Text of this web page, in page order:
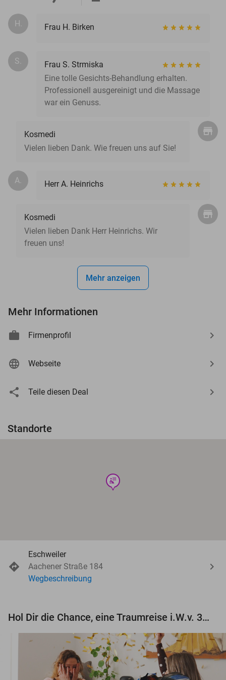
H. Frau H. Birken
S.
Frau S. Strmiska
Eine tolle Gesichts-Behandlung erhalten.
Professionell ausgereinigt und die Massage
war ein Genuss.
Kosmedi
Vielen lieben Dank. Wie freuen uns auf Sie!
A. Herr A. Heinrichs
Kosmedi
Vielen lieben Dank Herr Heinrichs. Wir
freuen uns!
Mehr anzeigen
Mehr Informationen
Firmenprofil
Webseite
Teile diesen Deal
Standorte
wellness
Eschweiler
Aachener Straße 184
Wegbeschreibung
Hol Dir die Chance, eine Traumreise i.W.v. 3.000 € zu gewinnen!